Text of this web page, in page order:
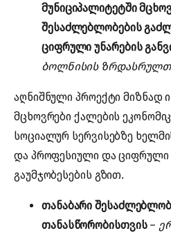
მუნიციპალიტეტში
შესაძლებლობების
ციფრული უნარების
ბოლნისის
აღნიშნული პროექტი მიზნად
მცხოვრები ქალების
სოციალურ სერვისებზე
და პროფესიული და ციფრული
გაუმჯობესების გზით.
თანაბარი
თანასწორობისთვის–